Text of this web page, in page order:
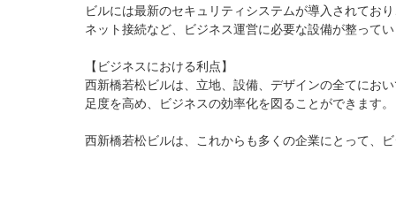
ビルには最新のセキュリティシステムが導入されてお
ネット接続など、ビジネス運営に必要な設備が整って
【ビジネスにおける利点】
西新橋若松ビルは、立地、設備、デザインの全てにお
足度を高め、ビジネスの効率化を図ることができます
西新橋若松ビルは、これからも多くの企業にとって、